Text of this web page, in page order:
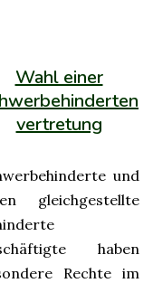
Wahl einer
vertretung
und
gleichgestellte
haben
Rechte im